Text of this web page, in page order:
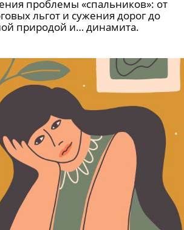
проблемы «спальников»: от
льгот и сужения дорог до
природой и… динамита.